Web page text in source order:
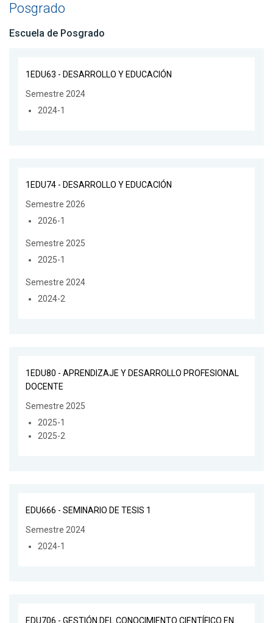
Posgrado
Escuela de Posgrado
1EDU63 - DESARROLLO Y EDUCACIÓN
Semestre 2024
2024-1
1EDU74 - DESARROLLO Y EDUCACIÓN
Semestre 2026
2026-1
Semestre 2025
2025-1
Semestre 2024
2024-2
1EDU80 - APRENDIZAJE Y DESARROLLO PROFESIONAL
DOCENTE
Semestre 2025
2025-1
2025-2
EDU666 - SEMINARIO DE TESIS 1
Semestre 2024
2024-1
EDU706 - GESTIÓN DEL CONOCIMIENTO CIENTÍFICO EN